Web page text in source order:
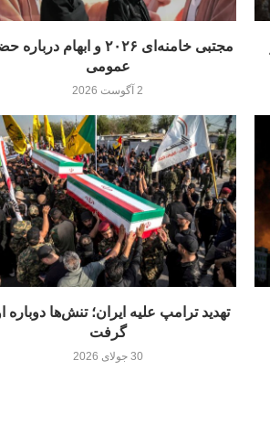
مجتبی خامنه‌ای ۲۰۲۶ و ابهام
عمومی
2 آگوست 2026
تهدید ترامپ علیه ایران؛ تنش‌ها دوباره
گرفت
30 جولای 2026